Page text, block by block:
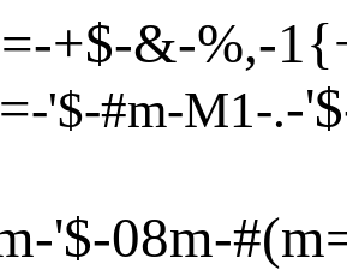
-+$-&-%,-1{
=-'$-#m-M1-.-'$
-'$-08m-#(m